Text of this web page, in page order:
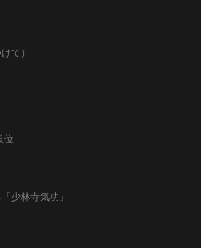
て）
位
少林寺気功」